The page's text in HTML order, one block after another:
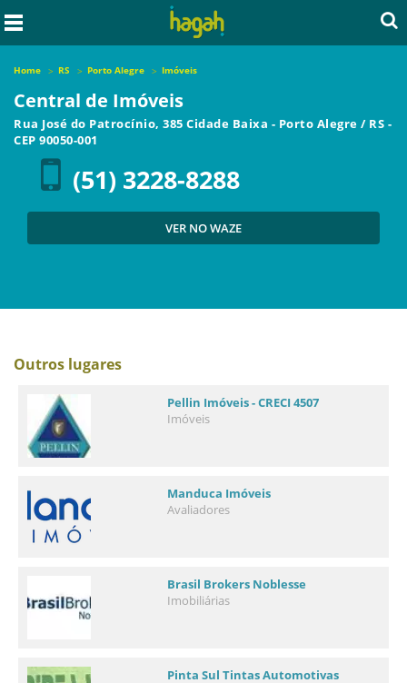
Home RS Porto Alegre Imóveis
Central de Imóveis
Rua José do Patrocínio, 385 Cidade Baixa - Porto Alegre / RS -
CEP 90050-001
(51) 3228-8288
VER NO WAZE
Outros lugares
Pellin Imóveis - CRECI 4507
Imóveis
Manduca Imóveis
Avaliadores
Brasil Brokers Noblesse
Imobiliárias
Pinta Sul Tintas Automotivas